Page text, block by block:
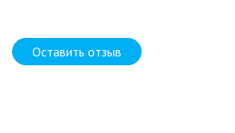
Оставить отзыв